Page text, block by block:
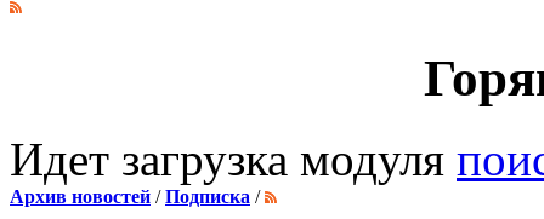
Идет загрузка модуля
Архив новостей /Подписка /